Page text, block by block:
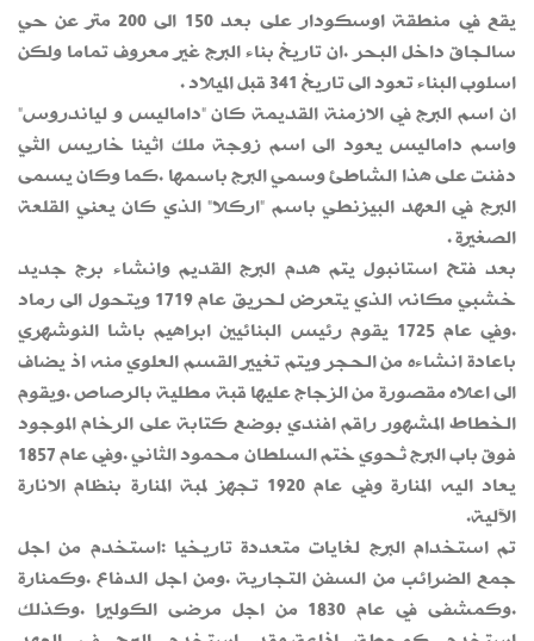
يقع في منطقة اوسكودار على بعد 150 الى 200 متر عن حي
سالجاق داخل البحر .ان تاريخ بناء البرج غير معروف تماما ولكن
اسلوب البناء تعود الى تاريخ 341 قبل الميلاد .
ان اسم البرج في الازمنة القديمة كان "داماليس و لياندروس"
واسم داماليس يعود الى اسم زوجة ملك اثينا خاريس الثي
دفنت على هذا الشاطئ وسمي البرج باسمها .كما وكان يسمى
البرج في العهد البيزنطي باسم "اركلا" الذي كان يعني القلعة
الصغيرة .
بعد فتح استانبول يتم هدم البرج القديم وانشاء برج جديد
خشبي مكانه الذي يتعرض لحريق عام 1719 ويتحول الى رماد
.وفي عام 1725 يقوم رئيس البنائيين ابراهيم باشا النوشهري
باعادة انشاءه من الحجر ويتم تغيير القسم العلوي منه اذ يضاف
الى اعلاه مقصورة من الزجاج عليها قبة مطلية بالرصاص .ويقوم
الخطاط المشهور راقم افندي بوضع كتابة على الرخام الموجود
فوق باب البرج ثحوي ختم السلطان محمود الثاني .وفي عام 1857
يعاد اليه المنارة وفي عام 1920 تجهز لمبة المنارة بنظام الانارة
الآلية.
تم استخدام البرج لغايات متعددة تاريخيا :استخدم من اجل
جمع الضرائب من السفن التجارية .ومن اجل الدفاع .وكمنارة
.وكمشفى في عام 1830 من اجل مرضى الكوليرا .وكذلك